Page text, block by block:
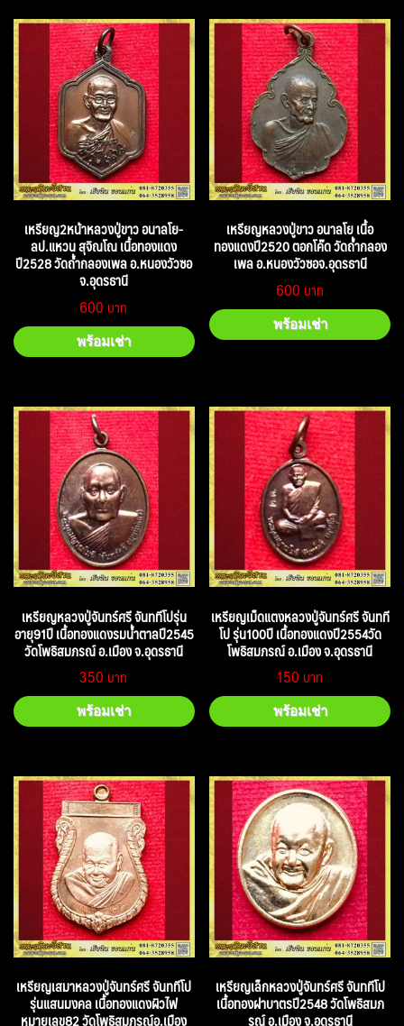
เหรียญ2หน้าหลวงปู่ขาว อนาลโย-
ลป.แหวน สุจิณโณ เนื้อทองแดง
ปี2528 วัดถ้ำกลองเพล อ.หนองวัวซอ
จ.อุดรธานี
600
พร้อมเช่า
เหรียญหลวงปู่ขาว อนาลโย เนื้อ
ทองแดงปี2520 ตอกโค๊ด วัดถ้ำกลอง
เพล อ.หนองวัวซอจ.อุดรธานี
600
พร้อมเช่า
เหรียญหลวงปู่จันทร์ศรี จันททีโปรุ่น
อายุ91ปี เนื้อทองแดงรมน้ำตาลปี2545
วัดโพธิสมภรณ์ อ.เมือง จ.อุดรธานี
350
พร้อมเช่า
เหรียญเม็ดแตงหลวงปู่จันทร์ศรี จันทที
โป รุ่น100ปี เนื้อทองแดงปี2554วัด
โพธิสมภรณ์ อ.เมือง จ.อุดรธานี
150
พร้อมเช่า
เหรียญเสมาหลวงปู่จันทร์ศรี จันททีโป
รุ่นแสนมงคล เนื้อทองแดงผิวไฟ
หมายเลข82 วัดโพธิสมภรณ์อ.เมือง
เหรียญเล็กหลวงปู่จันทร์ศรี จันททีโป
เนื้อทองฝาบาตรปี2548 วัดโพธิสมภ
รณ์ อ.เมือง จ.อุดรธานี